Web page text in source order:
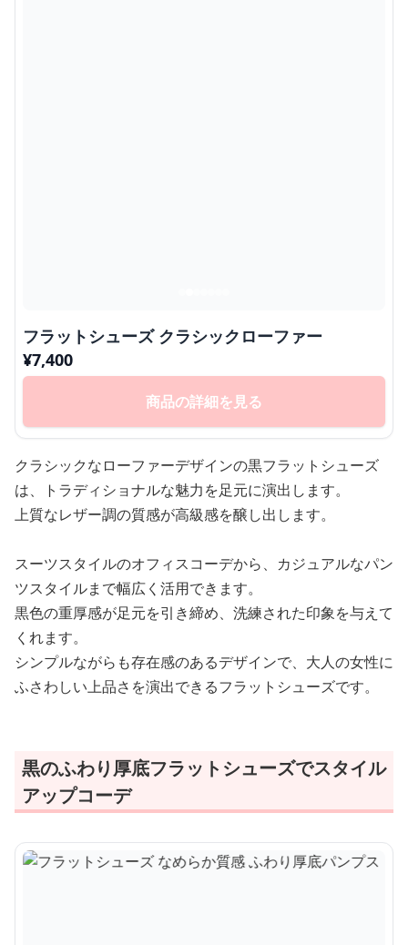
フラットシューズ クラシックローファー
¥7,400
商品の詳細を見る
クラシックなローファーデザインの黒フラットシューズ
は、トラディショナルな魅力を足元に演出します。
上質なレザー調の質感が高級感を醸し出します。
スーツスタイルのオフィスコーデから、カジュアルなパン
ツスタイルまで幅広く活用できます。
黒色の重厚感が足元を引き締め、洗練された印象を与えて
くれます。
シンプルながらも存在感のあるデザインで、大人の女性に
ふさわしい上品さを演出できるフラットシューズです。
黒のふわり厚底フラットシューズでスタイル
アップコーデ